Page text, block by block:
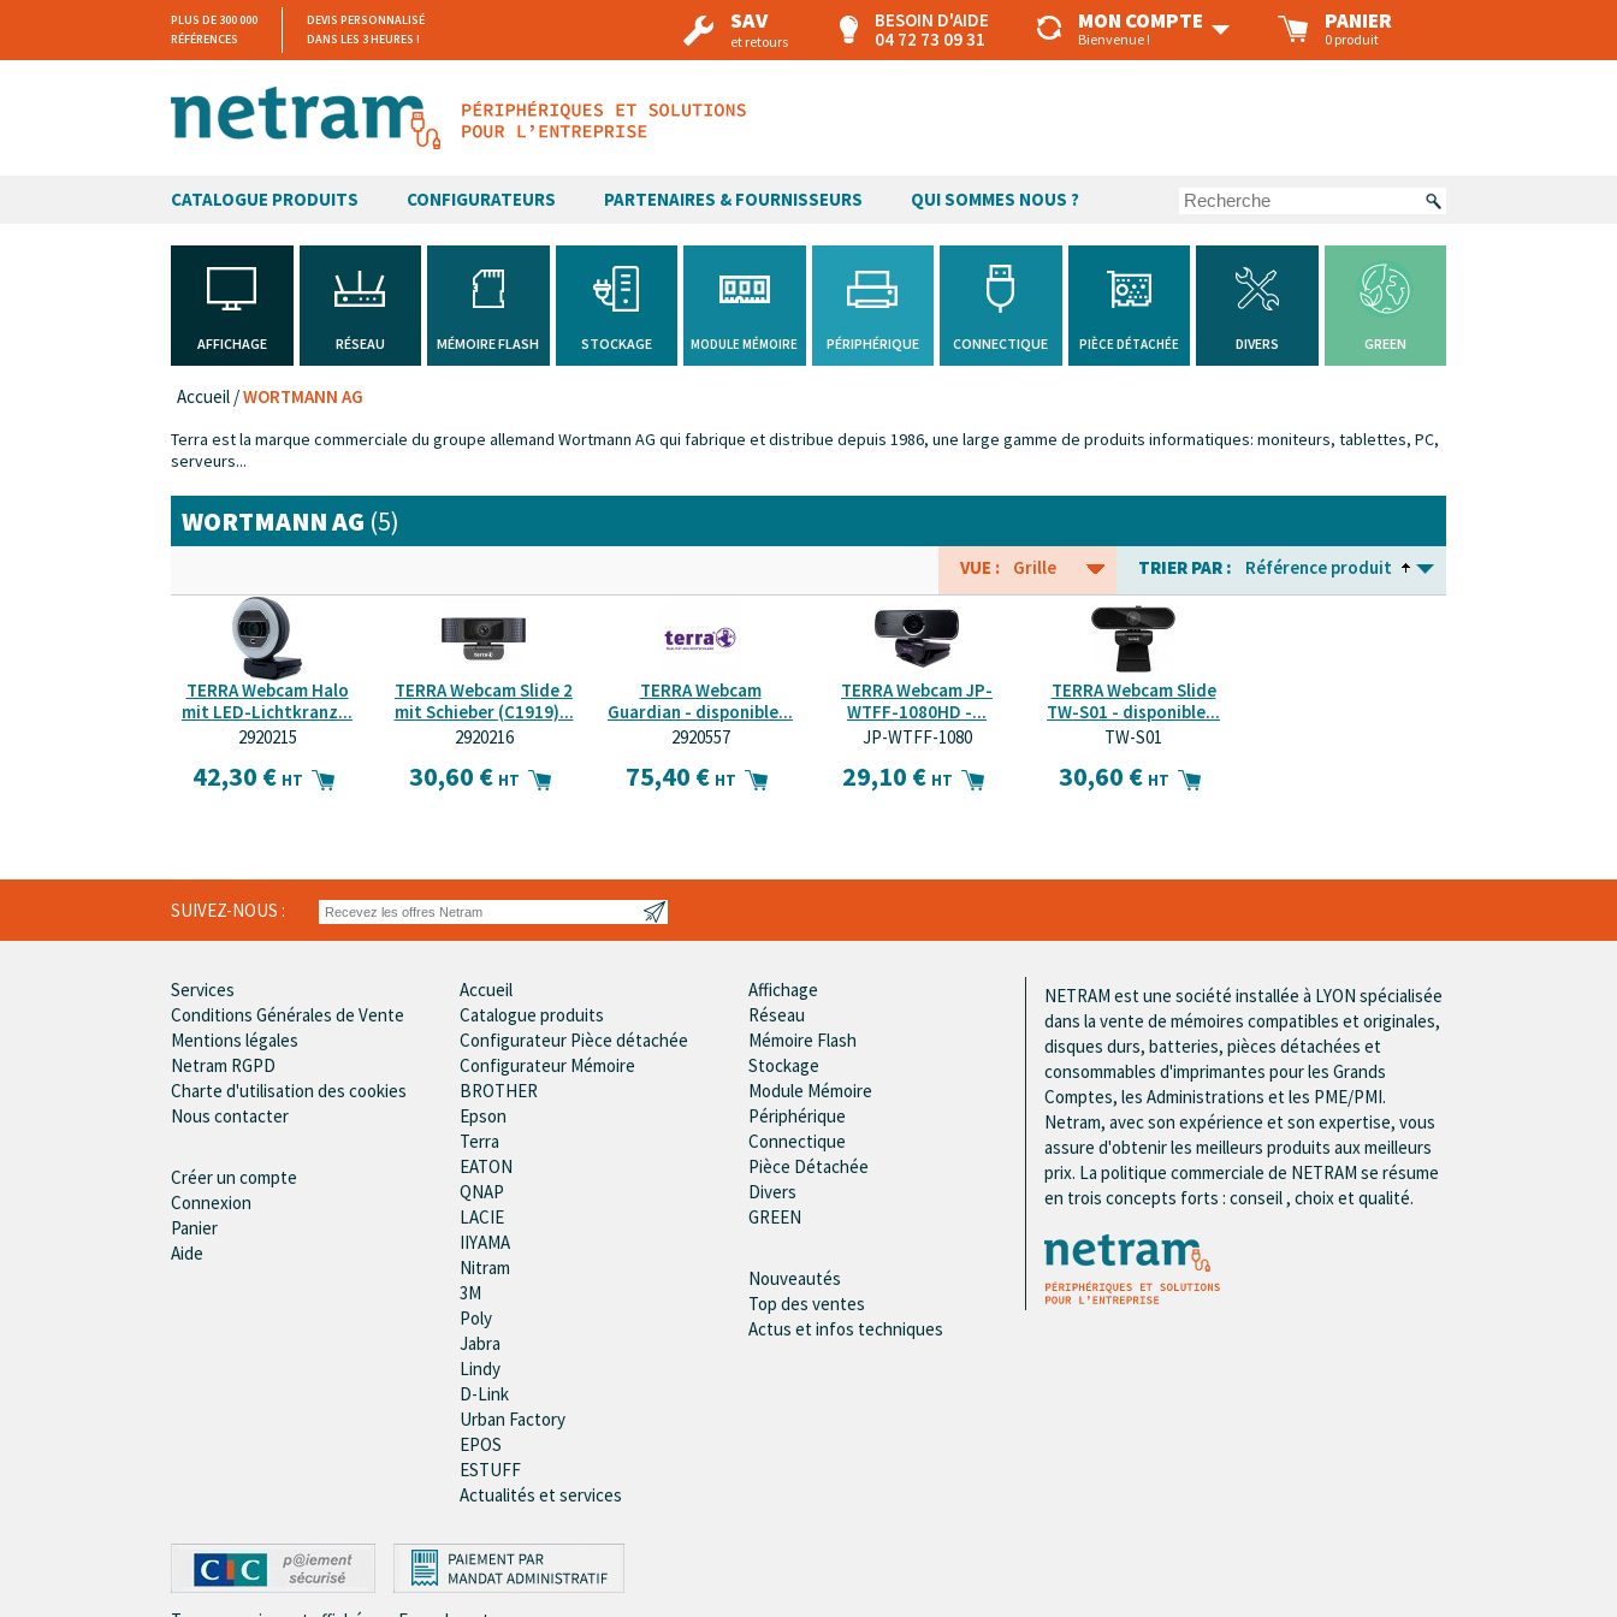
PLUS DE 300 000
RÉFÉRENCES
DEVIS PERSONNALISÉ
DANS LES 3 HEURES !
PANIER
0 produit
MON COMPTE
Bienvenue !
BESOIN D'AIDE
04 72 73 09 31
SAV
et retours
CATALOGUE PRODUITS CONFIGURATEURS PARTENAIRES & FOURNISSEURS QUI SOMMES NOUS ?
AFFICHAGE RÉSEAU MÉMOIRE FLASH STOCKAGE MODULE MÉMOIRE PÉRIPHÉRIQUE CONNECTIQUE PIÈCE DÉTACHÉE DIVERS GREEN
Accueil /WORTMANN AG
Terra est la marque commerciale du groupe allemand Wortmann AG qui fabrique et distribue depuis 1986, une large gamme de produits informatiques: moniteurs, tablettes, PC,
serveurs...
WORTMANN AG (5)
TRIER PAR : Référence produit
VUE : Grille
TERRA Webcam Halo
mit LED-Lichtkranz...
2920215
42,30 € HT
TERRA Webcam Slide 2
mit Schieber (C1919)...
2920216
30,60 € HT
TERRA Webcam
Guardian - disponible...
2920557
75,40 € HT
TERRA Webcam JP-
WTFF-1080HD -...
JP-WTFF-1080
29,10 € HT
TERRA Webcam Slide
TW-S01 - disponible...
TW-S01
30,60 € HT
SUIVEZ-NOUS :
Services
Conditions Générales de Vente
Mentions légales
Netram RGPD
Charte d'utilisation des cookies
Nous contacter
Créer un compte
Connexion
Panier
Aide
Accueil
Catalogue produits
Configurateur Pièce détachée
Configurateur Mémoire
BROTHER
Epson
Terra
EATON
QNAP
LACIE
IIYAMA
Nitram
3M
Poly
Jabra
Lindy
D-Link
Urban Factory
EPOS
ESTUFF
Actualités et services
Affichage
Réseau
Mémoire Flash
Stockage
Module Mémoire
Périphérique
Connectique
Pièce Détachée
Divers
GREEN
Nouveautés
Top des ventes
Actus et infos techniques
NETRAM est une société installée à LYON spécialisée
dans la vente de mémoires compatibles et originales,
disques durs, batteries, pièces détachées et
consommables d'imprimantes pour les Grands
Comptes, les Administrations et les PME/PMI.
Netram, avec son expérience et son expertise, vous
assure d'obtenir les meilleurs produits aux meilleurs
prix. La politique commerciale de NETRAM se résume
en trois concepts forts : conseil , choix et qualité.